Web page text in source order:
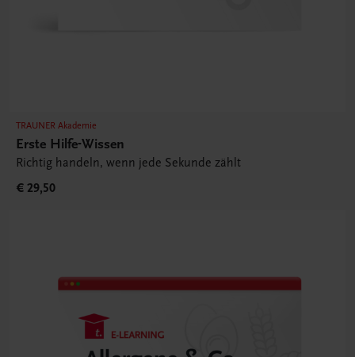
TRAUNER Akademie
Erste Hilfe-Wissen
Richtig handeln, wenn jede Sekunde zählt
€ 29,50